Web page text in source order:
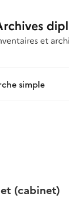
simple
(cabinet)